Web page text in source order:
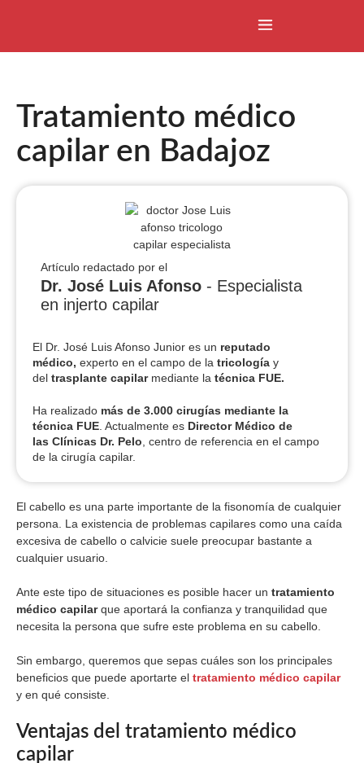
Tratamiento médico
capilar en Badajoz
Artículo redactado por el
Dr. José Luis Afonso - Especialista
en injerto capilar
El Dr. José Luis Afonso Junior es un reputado
médico, experto en el campo de la tricología y
del trasplante capilar mediante la técnica FUE.
Ha realizado más de 3.000 cirugías mediante la
técnica FUE. Actualmente es Director Médico de
las Clínicas Dr. Pelo, centro de referencia en el campo
de la cirugía capilar.
El cabello es una parte importante de la fisonomía de cualquier
persona. La existencia de problemas capilares como una caída
excesiva de cabello o calvicie suele preocupar bastante a
cualquier usuario.
Ante este tipo de situaciones es posible hacer un tratamiento
médico capilarque aportará la confianza y tranquilidad que
necesita la persona que sufre este problema en su cabello.
Sin embargo, queremos que sepas cuáles son los principales
beneficios que puede aportarte el tratamiento médico capilar
y en qué consiste.
Ventajas del tratamiento médico
capilar